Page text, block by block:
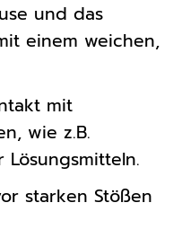
und das
einem weichen,
mit
wie z.B.
starken Stößen